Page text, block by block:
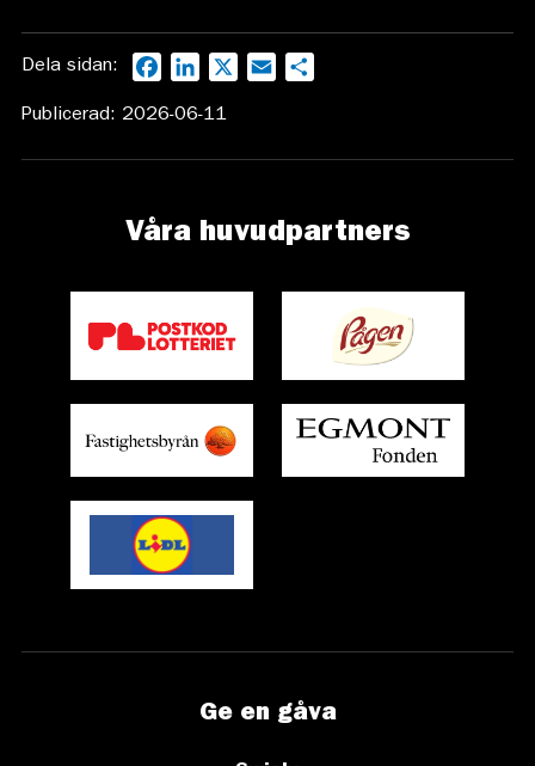
Dela sidan: FacebookLinkedIn Email
Publicerad: 2026-06-11
Våra huvudpartners
Ge en gåva